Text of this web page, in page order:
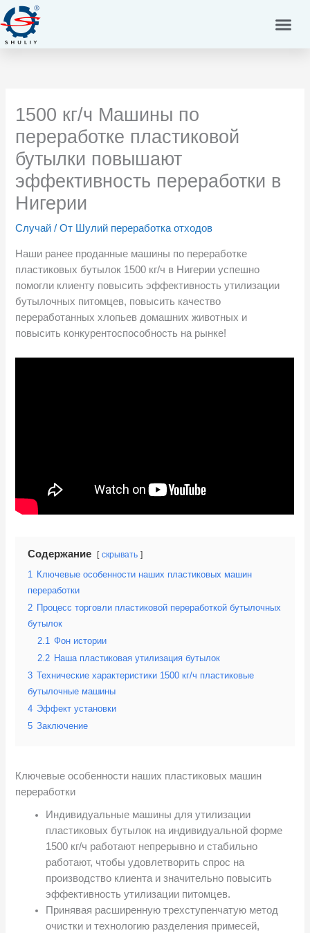
Перейти
к
содержимому
1500 кг/ч Машины по
переработке пластиковой
бутылки повышают
эффективность переработки в
Нигерии
Случай / От Шулий переработка отходов
Наши ранее проданные машины по переработке
пластиковых бутылок 1500 кг/ч в Нигерии успешно
помогли клиенту повысить эффективность утилизации
бутылочных питомцев, повысить качество
переработанных хлопьев домашних животных и
повысить конкурентоспособность на рынке!
Содержание скрывать
1
Ключевые особенности наших пластиковых машин
переработки
2 Процесс торговли пластиковой переработкой бутылочных
бутылок
2.1
Фон истории
2.2 Наша пластиковая утилизация бутылок
3 Технические характеристики 1500 кг/ч пластиковые
бутылочные машины
4 Эффект установки
5 Заключение
Ключевые особенности наших пластиковых машин
переработки
Индивидуальные машины для утилизации
пластиковых бутылок на индивидуальной форме
1500 кг/ч работают непрерывно и стабильно
работают, чтобы удовлетворить спрос на
производство клиента и значительно повысить
эффективность утилизации питомцев.
Принявая расширенную трехступенчатую метод
очистки и технологию разделения примесей,